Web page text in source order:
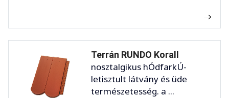
Terrán RUNDO Korall
nosztalgikus hÓdfarkÚ-
letisztult látvány és üde
természetesség. a ...